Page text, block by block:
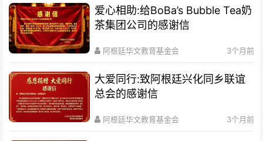
爱心相助:给BoBa’s Bubble Tea奶
茶集团公司的感谢信
阿根廷华文教育基金会 3个月前
大爱同行:致阿根廷兴化同乡联谊
总会的感谢信
阿根廷华文教育基金会 3个月前